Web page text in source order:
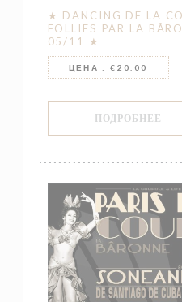
★ DANCING DE LA
FOLLIES PAR LA
05/11 ★
ЦЕНА : €20.00
ПОДРОБНЕЕ